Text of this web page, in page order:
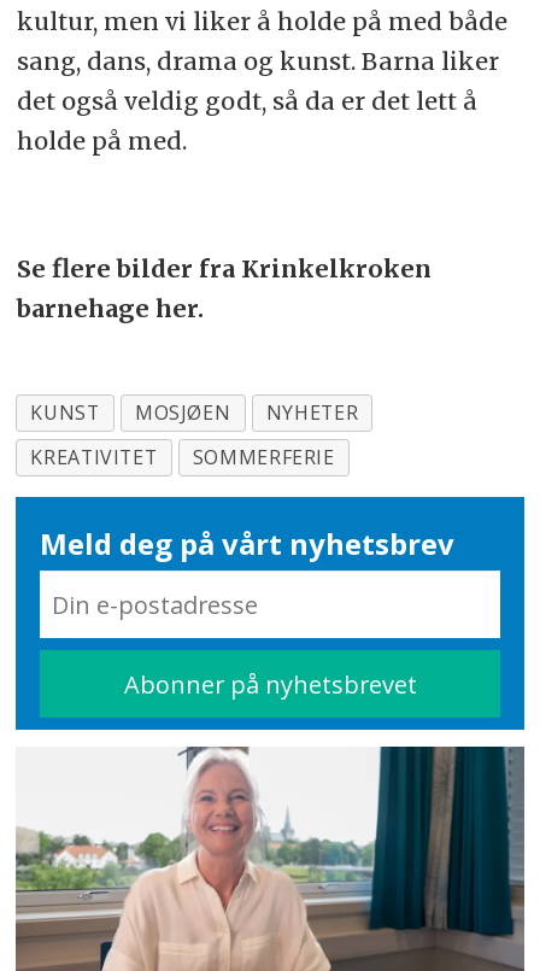
kultur, men vi liker å holde på med både
sang, dans, drama og kunst. Barna liker
det også veldig godt, så da er det lett å
holde på med.
Se flere bilder fra Krinkelkroken
barnehage her.
KUNST MOSJØEN
NYHETER
KREATIVITET
SOMMERFERIE
Meld deg på vårt nyhetsbrev